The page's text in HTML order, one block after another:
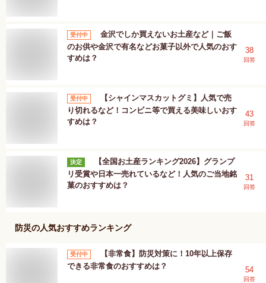
受付中
金沢でしか買えないお土産など｜ご飯
のお供や金沢で有名などお菓子以外で人気のおす
すめは？
38
回答
受付中
【シャインマスカットグミ】人気で売
り切れるなど！コンビニ等で買える美味しいおす
すめは？
43
回答
決定
【全国お土産ランキング2026】グランプ
リ受賞や日本一売れているなど！人気のご当地銘
菓のおすすめは？
31
回答
防災の人気おすすめランキング
受付中
【非常食】防災対策に！10年以上保存
できる非常食のおすすめは？
54
回答